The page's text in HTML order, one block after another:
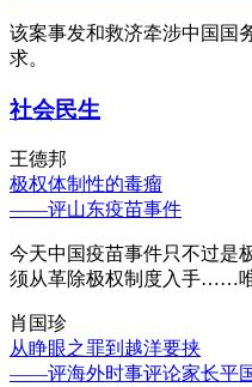
该案事发和救济牵涉中国国
求。
社会民生
王德邦
极权体制性的毒瘤
——评山东疫苗事件
今天中国疫苗事件只不过是
须从革除极权制度入手……唯
肖国珍
从睁眼之罪到越洋要挟
——评海外时事评论家长平